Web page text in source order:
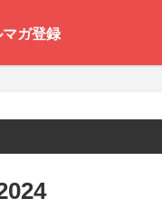
マガ登録